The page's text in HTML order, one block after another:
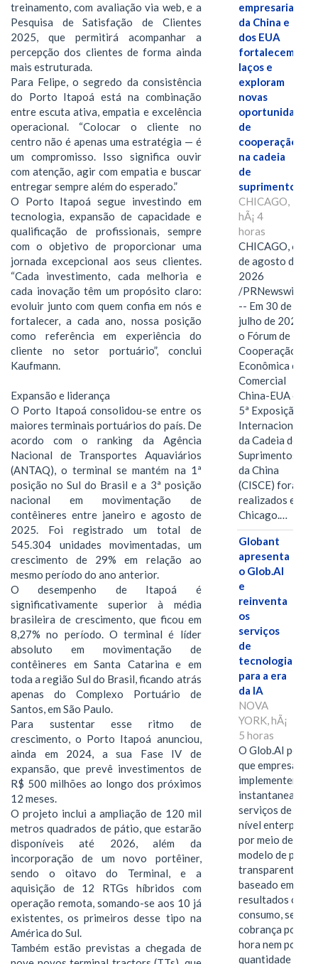
treinamento, com avaliação via web, e a
Pesquisa de Satisfação de Clientes
2025, que permitirá acompanhar a
percepção dos clientes de forma ainda
mais estruturada.
Para Felipe, o segredo da consistência
do Porto Itapoá está na combinação
entre escuta ativa, empatia e excelência
operacional. “Colocar o cliente no
centro não é apenas uma estratégia — é
um compromisso. Isso significa ouvir
com atenção, agir com empatia e buscar
entregar sempre além do esperado.”
O Porto Itapoá segue investindo em
tecnologia, expansão de capacidade e
qualificação de profissionais, sempre
com o objetivo de proporcionar uma
jornada excepcional aos seus clientes.
“Cada investimento, cada melhoria e
cada inovação têm um propósito claro:
evoluir junto com quem confia em nós e
fortalecer, a cada ano, nossa posição
como referência em experiência do
cliente no setor portuário”, conclui
Kaufmann.
Expansão e liderança
O Porto Itapoá consolidou-se entre os
maiores terminais portuários do país. De
acordo com o ranking da Agência
Nacional de Transportes Aquaviários
(ANTAQ), o terminal se mantém na 1ª
posição no Sul do Brasil e a 3ª posição
nacional em movimentação de
contêineres entre janeiro e agosto de
2025. Foi registrado um total de
545.304 unidades movimentadas, um
crescimento de 29% em relação ao
mesmo período do ano anterior.
O desempenho de Itapoá é
significativamente superior à média
brasileira de crescimento, que ficou em
8,27% no período. O terminal é líder
absoluto em movimentação de
contêineres em Santa Catarina e em
toda a região Sul do Brasil, ficando atrás
apenas do Complexo Portuário de
Santos, em São Paulo.
Para sustentar esse ritmo de
crescimento, o Porto Itapoá anunciou,
ainda em 2024, a sua Fase IV de
expansão, que prevê investimentos de
R$ 500 milhões ao longo dos próximos
12 meses.
O projeto inclui a ampliação de 120 mil
metros quadrados de pátio, que estarão
disponíveis até 2026, além da
incorporação de um novo portêiner,
sendo o oitavo do Terminal, e a
aquisição de 12 RTGs híbridos com
operação remota, somando-se aos 10 já
existentes, os primeiros desse tipo na
América do Sul.
Também estão previstas a chegada de
empresariais
da China e
dos EUA
fortalecem
laços e
exploram
novas
oportunidades
de
cooperação
na cadeia
de
suprimentos.
CHICAGO,
hÃ¡ 4
horas
CHICAGO, 6
de agosto de
2026
/PRNewswire/
-- Em 30 de
julho de 2026,
o Fórum de
Cooperação
Econômica e
Comercial
China-EUA e a
5ª Exposição
Internacional
da Cadeia de
Suprimentos
da China
(CISCE) foram
realizados em
Chicago.…
Globant
apresenta
o Glob.AI
e
reinventa
os
serviços
de
tecnologia
para a era
da IA
NOVA
YORK, hÃ¡
5 horas
O Glob.AI
que empresas
implementem
serviços de IA de
nível enterprise
por meio de um
modelo de
transparente,
baseado em
resultados ou
consumo, sem
cobrança por
hora nem por
quantidade de…